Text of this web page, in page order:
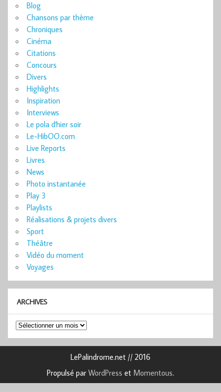
Blog
Chansons par thème
Chroniques
Cinéma
Citations
Concours
Divers
Highlights
Inspiration
Interviews
Le pola d'hier soir
Le-HibOO.com
Live Reports
Livres
News
Photo instantanée
Play 3
Playlists
Réalisations & projets divers
Sport
Théâtre
Vidéo du moment
Voyages
ARCHIVES
Archives
LePalindrome.net // 2016
Propulsé par WordPress et Momentous.